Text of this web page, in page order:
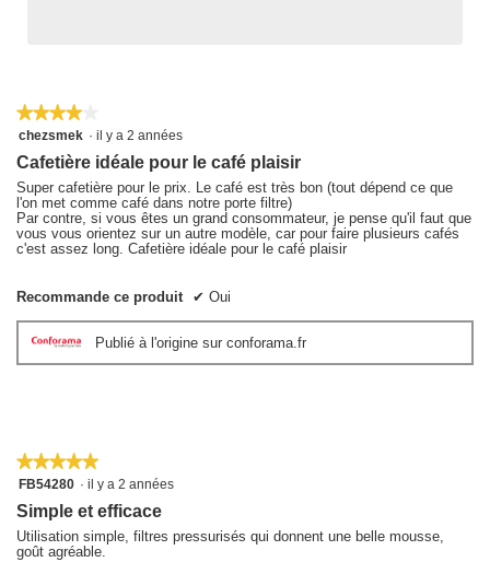
★★★★★
★★★★★
4
5
chezsmek · il y a 2 années
Cafetière idéale pour le café plaisir
Super cafetière pour le prix. Le café est très bon (tout dépend ce que
l'on met comme café dans notre porte filtre)
Par contre, si vous êtes un grand consommateur, je pense qu'il faut que
vous vous orientez sur un autre modèle, car pour faire plusieurs cafés
c'est assez long. Cafetière idéale pour le café plaisir
Recommande ce produit ✔ Oui
Publié à l'origine sur conforama.fr
★★★★★
★★★★★
5
5
FB54280 · il y a 2 années
Simple et efficace
Utilisation simple, filtres pressurisés qui donnent une belle mousse,
goût agréable.